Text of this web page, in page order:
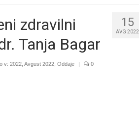
15
AVG 2022
zdravilni
Tanja Bagar
v: 2022, Avgust 2022, Oddaje | 0